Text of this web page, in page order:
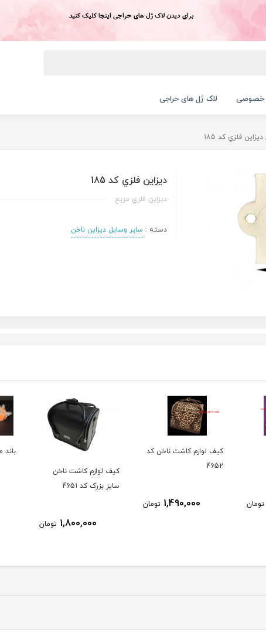
برای دیدن لاک ژل های حراجی اینجا کلیک کنید
خصوصی لاک ژل های حراجی
ديزاين فلزي کد 185
ديزاين فلزي کد 185
ديزاين فلزي مریع
دسته : سایر وسایل دیزاین ناخن
کد
تومان
باند محافظ انگشت